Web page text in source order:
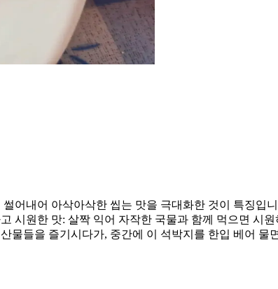
어내어 아삭아삭한 씹는 맛을 극대화한 것이 특징입
시원한 맛: 살짝 익어 자작한 국물과 함께 먹으면 시
물들을 즐기시다가, 중간에 이 석박지를 한입 베어